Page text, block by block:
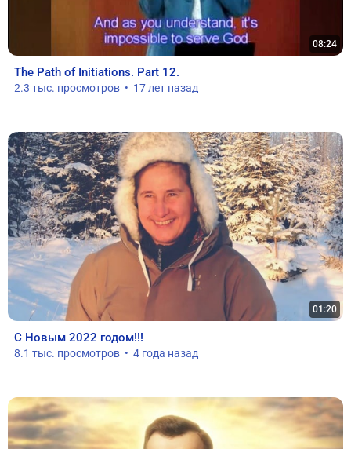
08:24
The Path of Initiations. Part 12.
2.3 тыс. просмотров  •  17 лет назад
01:20
С Новым 2022 годом!!!
8.1 тыс. просмотров  •  4 года назад